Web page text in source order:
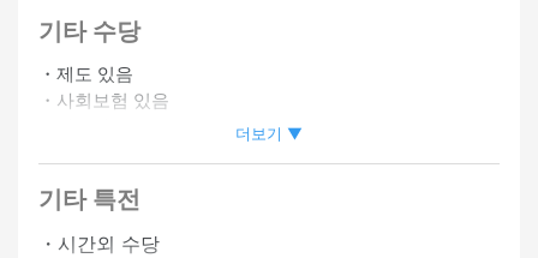
기타 수당
・제도 있음
・사회보험 있음
・시프트상담에 따름
더보기 ▼
기타 특전
・시간외 수당